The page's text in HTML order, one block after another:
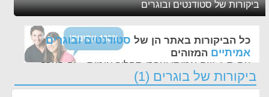
ביקורות של סטודנטים ובוגרים
כל הביקורות באתר הן של סטודנטים ובוגרים
אמיתיים המזוהים
עם ת.ז, שם אמיתי ועברו תהליך אימות - זה הערך
החשוב לנו ביותר באתר
ביקורות של בוגרים (1)